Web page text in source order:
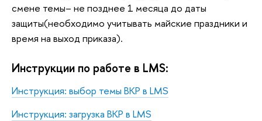
смене темы– не позднее 1 месяца до даты
защиты(необходимо учитывать майские праздники и
время на выход приказа).
Инструкции по работе в LMS:
Инструкция: выбор темы ВКР в LMS
Инструкция: загрузка ВКР в LMS